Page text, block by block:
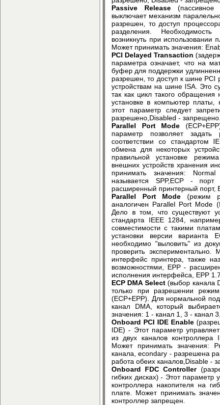
Passive Release (пассивное
выключает механизм
разрешен, то доступ
разделения.
возникнуть при использовании
Может принимать значения:
PCI Delayed Transaction
параметра означает, что на
буфер для поддержки
разрешен, то доступ к шине
устройствам на шине ISA. Это
так как цикл такого
установке в компьютер
этот параметр следует
разрешено,Disabled -
Parallel Port Mode
параметр позволяет
соответствии со стандартом
обмена для некоторых
правильной установке
внешних устройств хранения
принимать значения:
называется SPP,ECP -
расширенный принтерный порт,
Parallel Port Mode (режим
аналогичен Parallel Port Mode
Дело в том, что существуют
стандарта IEEE 1284,
совместимости с такими
установки версии варианта
необходимо "выловить" из
проверить
интерфейс принтера, также
возможностями, EPP -
исполнения интерфейса, EPP
ECP DMA Select (выбор канала
только при разрешении
(ECP+EPP). Для нормальной
канал DMA, который
значения: 1 - канал 1, 3 - канал
Onboard PCI IDE Enable
IDE) - Этот параметр
из двух каналов контроллера
Может принимать значения:
канала, econdary - разрешена
работа обеих каналов,Disable -
Onboard FDC Controller
гибких дисках) - Этот
контроллера накопителя на
плате. Может принимать
контроллер запрещен.